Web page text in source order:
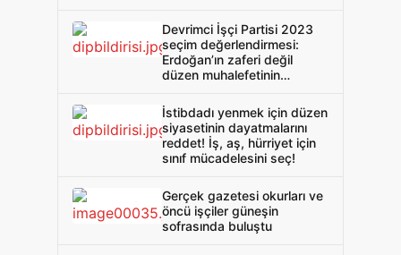
Devrimci İşçi Partisi 2023
seçim değerlendirmesi:
Erdoğan’ın zaferi değil
düzen muhalefetinin
siyaseti
İstibdadı yenmek için düzen
siyasetinin dayatmalarını
reddet! İş, aş, hürriyet için
sınıf mücadelesini seç!
Gerçek gazetesi okurları ve
öncü işçiler güneşin
sofrasında buluştu